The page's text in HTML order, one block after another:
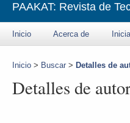
PAAKAT: Revista de
Inicio Acerca de
Inicio > Buscar > Detalles de
Detalles de